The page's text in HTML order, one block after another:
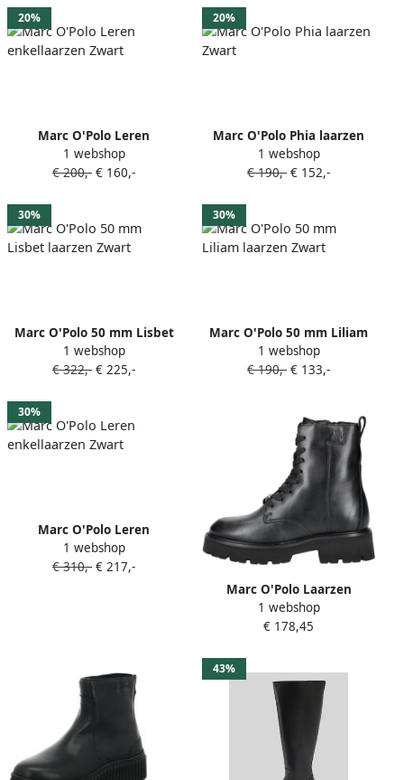
20%
Marc O'Polo Leren
enkellaarzen Zwart
1 webshop
€ 200,- € 160,-
20%
Marc O'Polo Phia laarzen
Zwart
1 webshop
€ 190,- € 152,-
30%
Marc O'Polo 50 mm Lisbet
laarzen Zwart
1 webshop
€ 322,- € 225,-
30%
Marc O'Polo 50 mm Liliam
laarzen Zwart
1 webshop
€ 190,- € 133,-
30%
Marc O'Polo Leren
enkellaarzen Zwart
1 webshop
€ 310,- € 217,-
Marc O'Polo Laarzen
Enkellaarzen
1 webshop
€ 178,45
43%